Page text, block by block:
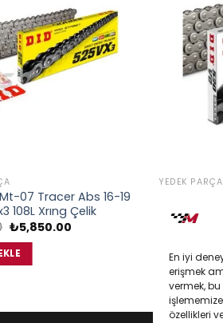
En iyi
erişmek
vermek,
özellikleri
07 Tracer Abs 16-19
108L Xrıng Çelik
Orijinal
fiyat:
₺6,225.00.
₺5,850.00Şu
YEDEK PARÇA
Orıng
4,788.00
SEPETE